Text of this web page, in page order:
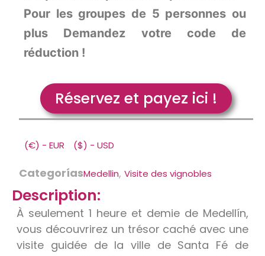
Pour les groupes de 5 personnes ou
plus Demandez votre code de
réduction !
Réservez et payez ici !
(€) - EUR ($) - USD
CategoríasMedellin,Visite des vignobles
Description:
À seulement 1 heure et demie de Medellín,
vous découvrirez un trésor caché avec une
visite guidée de la ville de Santa Fé de